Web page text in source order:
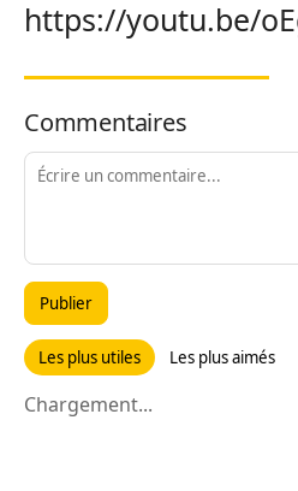
https://youtu.be/
Commentaires
Publier
Les plus utiles Les plus aimés
Chargement...